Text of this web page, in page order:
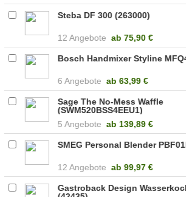
Steba DF 300 (263000)
12 Angebote ab 75,90 €
Bosch Handmixer Styline
6 Angebote ab 63,99 €
Sage The No-Mess Waffle
(SWM520BSS4EEU1)
5 Angebote ab 139,89 €
SMEG Personal Blender
12 Angebote ab 99,97 €
Gastroback Design